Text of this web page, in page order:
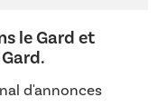
le Gard et
d'annonces